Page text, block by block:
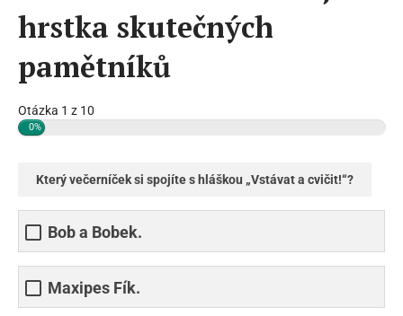
hrstka skutečných
pamětníků
Otázka 1 z 10
0%
Který večerníček si spojíte s hláškou „Vstávat a cvičit!“?
Bob a Bobek.
Maxipes Fík.